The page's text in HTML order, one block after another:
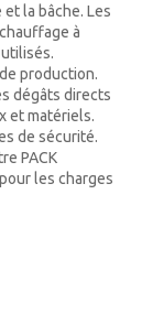
la bâche. Les
à
production.
dégâts directs
et matériels.
de sécurité.
PACK
les charges